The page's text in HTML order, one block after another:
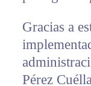
Gracias a
Pérez